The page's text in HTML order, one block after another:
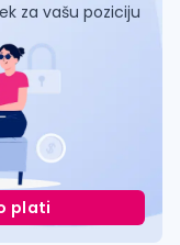
za vašu poziciju
plati